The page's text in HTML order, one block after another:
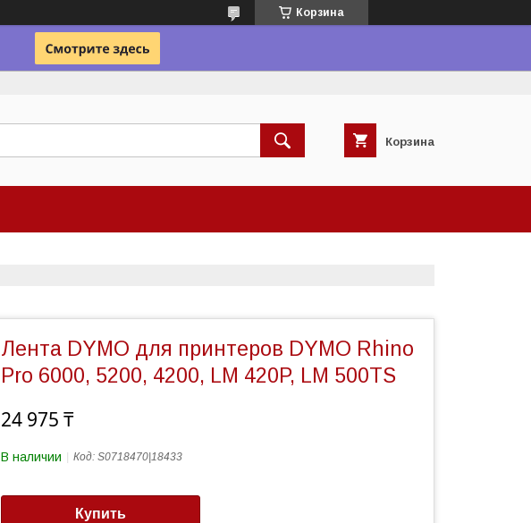
Корзина
Корзина
Лента DYMO для принтеров DYMO Rhino
Pro 6000, 5200, 4200, LM 420P, LM 500TS
24 975 ₸
В наличии Код: S0718470|18433
Купить